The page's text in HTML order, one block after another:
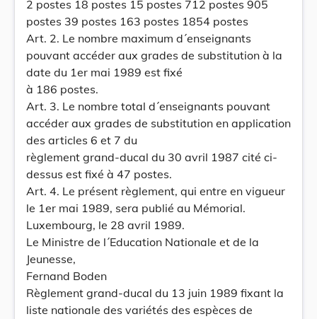
2 postes 18 postes 15 postes 712 postes 905
postes 39 postes 163 postes 1854 postes
Art. 2. Le nombre maximum d´enseignants
pouvant accéder aux grades de substitution à la
date du 1er mai 1989 est fixé
à 186 postes.
Art. 3. Le nombre total d´enseignants pouvant
accéder aux grades de substitution en application
des articles 6 et 7 du
règlement grand-ducal du 30 avril 1987 cité ci-
dessus est fixé à 47 postes.
Art. 4. Le présent règlement, qui entre en vigueur
le 1er mai 1989, sera publié au Mémorial.
Luxembourg, le 28 avril 1989.
Le Ministre de l´Education Nationale et de la
Jeunesse,
Fernand Boden
Règlement grand-ducal du 13 juin 1989 fixant la
liste nationale des variétés des espèces de